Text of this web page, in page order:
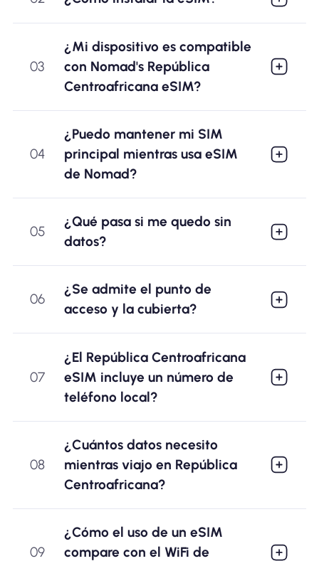
03
¿Mi dispositivo es compatible
con Nomad's República
Centroafricana eSIM?
04
¿Puedo mantener mi SIM
principal mientras usa eSIM
de Nomad?
05
¿Qué pasa si me quedo sin
datos?
06
¿Se admite el punto de
acceso y la cubierta?
07
¿El República Centroafricana
eSIM incluye un número de
teléfono local?
08
¿Cuántos datos necesito
mientras viajo en República
Centroafricana?
09
¿Cómo el uso de un eSIM
compare con el WiFi de